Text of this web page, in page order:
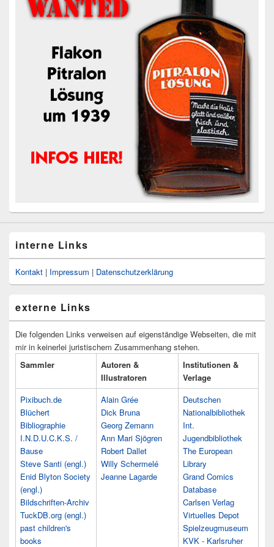
interne Links
Kontakt | Impressum | Datenschutzerklärung
externe Links
Die folgenden Links verweisen auf eigenständige Webseiten, die mit
mir in keinerlei juristischem Zusammenhang stehen.
Sammler
Autoren &
Illustratoren
Institutionen &
Verlage
Pixibuch.de
Blüchert
Bibliographie
I.N.D.U.C.K.S. /
Bause
Steve Santi (engl.)
Enid Blyton Society
(engl.)
Bildschriften-Archiv
TuckDB.org (engl.)
past children's
books
Alain Grée
Dick Bruna
Georg Zemann
Ann Mari Sjögren
Robert Dallet
Willy Schermelé
Jeanne Lagarde
Deutschen
Nationalbibliothek
Int.
Jugendbibliothek
The European
Library
Grand Comics
Database
Carlsen Verlag
Virtuelles Depot
Spielzeugmuseum
KVK - Karlsruher